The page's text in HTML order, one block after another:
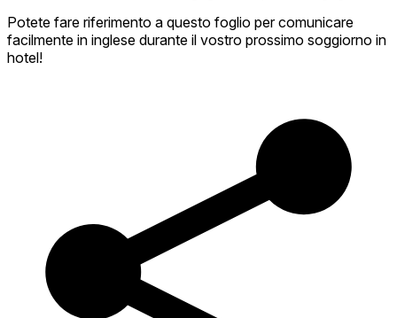
Potete fare riferimento a questo foglio per comunicare
facilmente in inglese durante il vostro prossimo soggiorno in
hotel!